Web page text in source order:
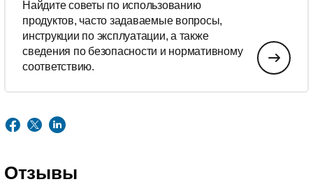
Найдите советы по использованию
продуктов, часто задаваемые вопросы,
инструкции по эксплуатации, а также
сведения по безопасности и нормативному
соответствию.
Отзывы